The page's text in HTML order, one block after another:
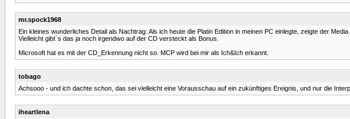
mr.spock1968
Ein kleines wunderliches Detail als Nachtrag: Als ich heute die Platin Edition in meinen PC einlegte, zeigte der
Vielleicht gibt´s das ja noch irgendwo auf der CD versteckt als Bonus.
Microsoft hat es mit der CD_Erkennung nicht so. MCP wird bei mir als Ich&Ich erkannt.
tobago
Achsooo - und ich dachte schon, das sei vielleicht eine Vorausschau auf ein zukünftiges Ereignis, und nur die
iheartlena